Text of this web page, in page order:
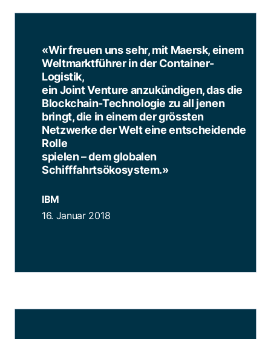
«Wir freuen uns sehr, mit Maersk, einem
Weltmarktführer in der Container-
Logistik,
ein Joint Venture anzukündigen, das die
Blockchain-Technologie zu all jenen
bringt, die in einem der grössten
Netzwerke der Welt eine entscheidende
Rolle
spielen – dem globalen
Schifffahrtsökosystem.»
IBM
16. Januar 2018